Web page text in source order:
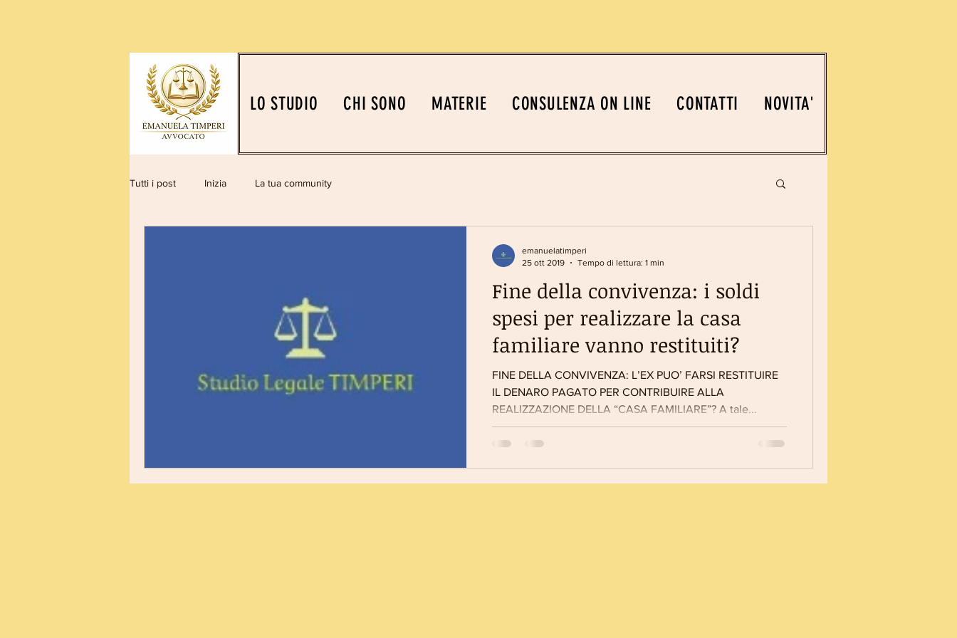
LO STUDIO CHI SONO MATERIE CONSULENZA ON LINE CONTATTI NOVITA'
Tutti i post Inizia La tua community
Fine della convivenza: i soldi
spesi per realizzare la casa
familiare vanno restituiti?
FINE DELLA CONVIVENZA: L’EX PUO’ FARSI RESTITUIRE
IL DENARO PAGATO PER CONTRIBUIRE ALLA
REALIZZAZIONE DELLA “CASA FAMILIARE”? A tale...
emanuelatimperi
25 ott 2019
Tempo di lettura: 1 min